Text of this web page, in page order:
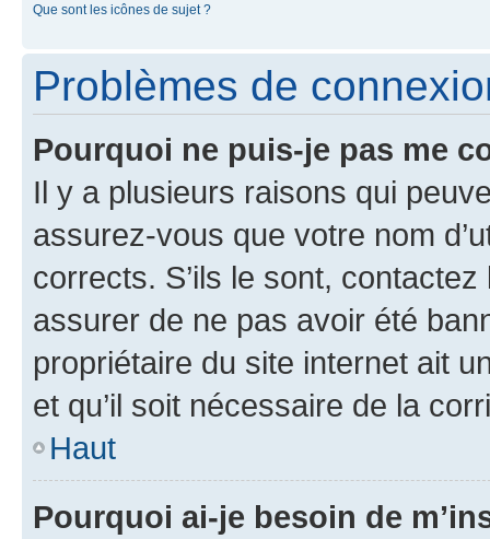
Que sont les icônes de sujet ?
Problèmes de
Pourquoi ne puis-je pas me
Il y a plusieurs raisons qui
assurez-vous que votre nom
corrects. S’ils le sont,
assurer de ne pas avoir été
propriétaire du site internet ait
et qu’il soit nécessaire de la
Haut
Pourquoi ai-je besoin de